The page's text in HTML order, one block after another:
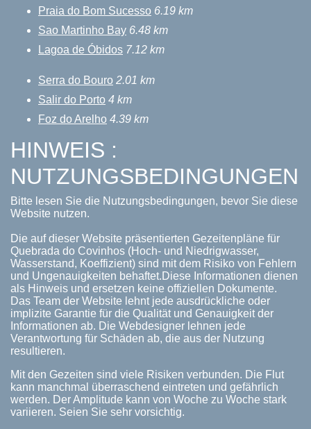
Praia do Bom Sucesso 6.19 km
Sao Martinho Bay 6.48 km
Lagoa de Óbidos 7.12 km
Serra do Bouro 2.01 km
Salir do Porto 4 km
Foz do Arelho 4.39 km
HINWEIS :
NUTZUNGSBEDINGUNGEN
Bitte lesen Sie die Nutzungsbedingungen, bevor Sie diese
Website nutzen.
Die auf dieser Website präsentierten Gezeitenpläne für
Quebrada do Covinhos (Hoch- und Niedrigwasser,
Wasserstand, Koeffizient) sind mit dem Risiko von Fehlern
und Ungenauigkeiten behaftet.Diese Informationen dienen
als Hinweis und ersetzen keine offiziellen Dokumente.
Das Team der Website lehnt jede ausdrückliche oder
implizite Garantie für die Qualität und Genauigkeit der
Informationen ab. Die Webdesigner lehnen jede
Verantwortung für Schäden ab, die aus der Nutzung
resultieren.
Mit den Gezeiten sind viele Risiken verbunden. Die Flut
kann manchmal überraschend eintreten und gefährlich
werden. Der Amplitude kann von Woche zu Woche stark
variieren. Seien Sie sehr vorsichtig.